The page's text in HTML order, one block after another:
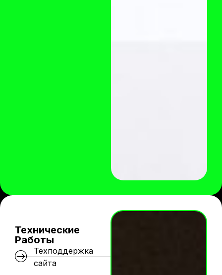
Технические
Работы
Техподдержка
сайта